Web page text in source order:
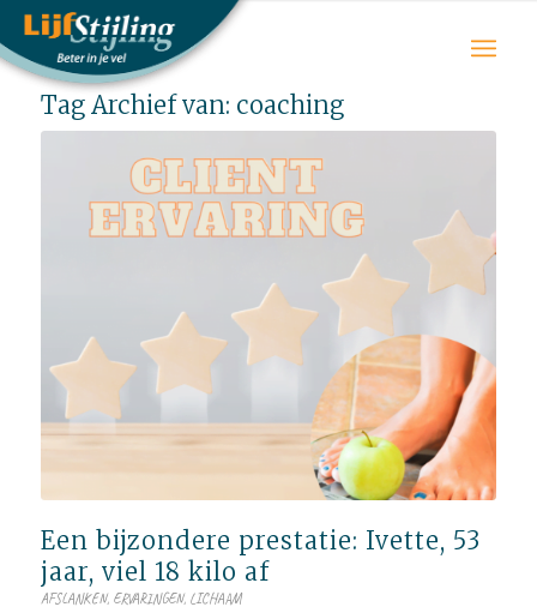
Tag Archief van: coaching
Een bijzondere prestatie: Ivette, 53
jaar, viel 18 kilo af
AFSLANKEN, ERVARINGEN, LICHAAM